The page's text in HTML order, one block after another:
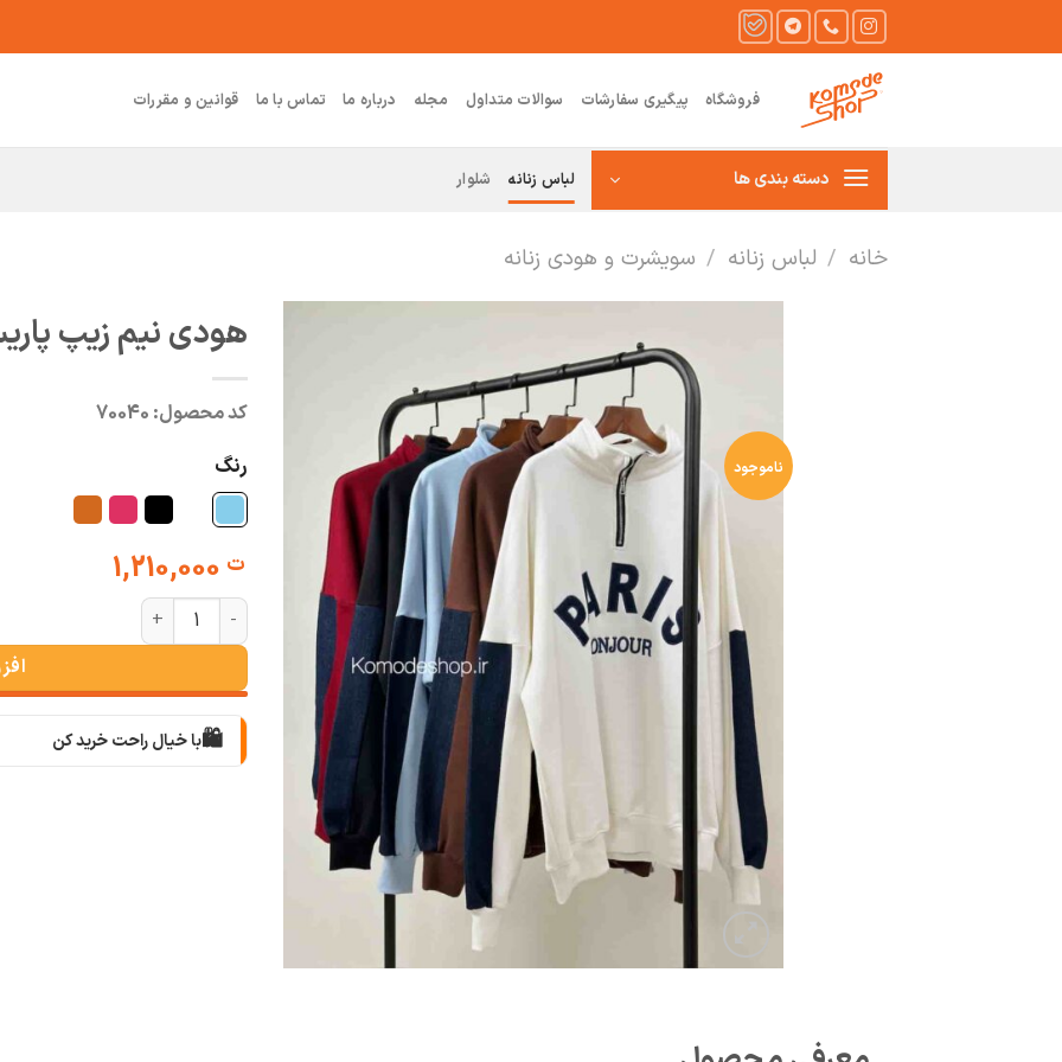
فروشگاه پیگیری سفارشات سوالات متداول مجله درباره ما تماس با ما قوانین و مقررات
دسته بندی ها لباس زنانه شلوار
خانه / لباس زنانه / سویشرت و هودی زنانه
ناموجود
هودی نیم زیپ
کد محصول: 70040
رنگ
ت
هودی نیم زیپ پاریس عدد
🛍️با خیال راحت خرید کن